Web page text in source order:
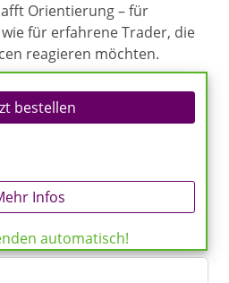
Orientierung – für
für erfahrene Trader, die
reagieren möchten.
bestellen
Infos
automatisch!